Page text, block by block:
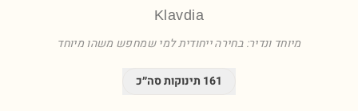
Klavdia
מיוחד ונדיר: בחירה ייחודית למי שמחפש משהו מיוחד
161 תינוקות סה״כ